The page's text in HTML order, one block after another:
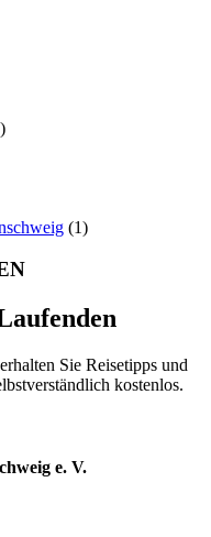
(1)
Sie Reisetipps und
kostenlos.
e. V.